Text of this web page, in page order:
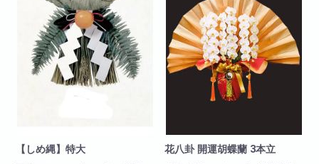
商品サイズ
高さ 37cm
横 60cm
【しめ縄】特大 花八卦 開運胡蝶蘭 3本立